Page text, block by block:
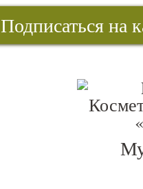
Подписаться на